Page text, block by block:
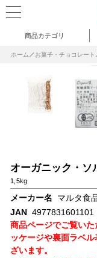
商品カテゴリ
ホーム お菓子・チョコレート
オーガニック・ソ
1,5kg
メーカー名
マルタ食
JAN 4977831601101
商品ページでご覧い
ッケージや裏面ラベ
ざいます。